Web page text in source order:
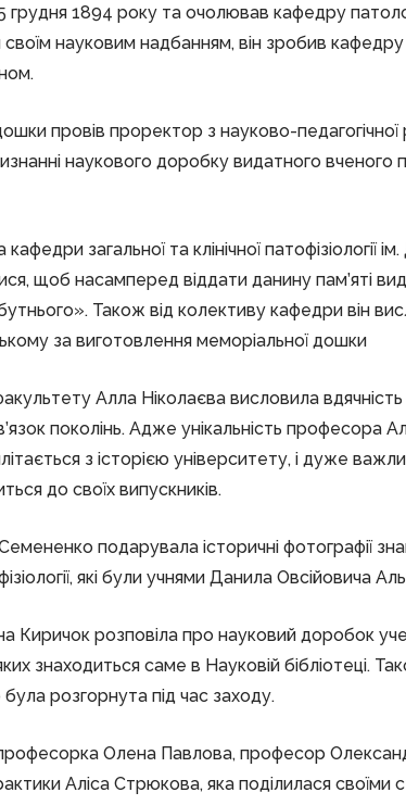
1894 року та очолював кафедру
науковим надбанням, він зробив
провів проректор з науково-педагогічної
наукового доробку видатного
загальної та клінічної патофізіології
щоб насамперед віддати данину пам’яті
Також від колективу кафедри він
за виготовлення меморіальної дошки
Алла Ніколаєва висловила вдячність
поколінь. Адже унікальність професора
з історією університету, і дуже
до своїх випускників.
подарувала історичні фотографії
які були учнями Данила Овсійовича
Киричок розповіла про науковий доробок
знаходиться саме в Науковій бібліотеці.
розгорнута під час заходу.
Олена Павлова, професор
Аліса Стрюкова, яка поділилася своїми